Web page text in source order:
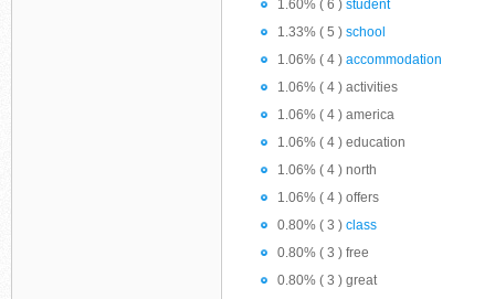
1.60% ( 6 ) student
1.33% ( 5 ) school
1.06% ( 4 ) accommodation
1.06% ( 4 ) activities
1.06% ( 4 ) america
1.06% ( 4 ) education
1.06% ( 4 ) north
1.06% ( 4 ) offers
0.80% ( 3 ) class
0.80% ( 3 ) free
0.80% ( 3 ) great